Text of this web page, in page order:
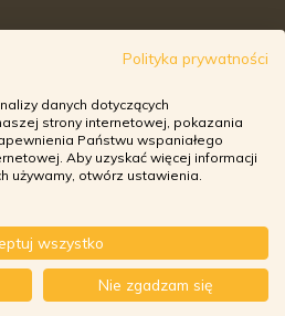
KOSZYKA
© ZOOZONE.PL 2018
DESIGN BY TONIK
Polityka prywatności
danych dotyczących
strony internetowej, pokazania
Państwu wspaniałego
Aby uzyskać więcej informacji
używamy, otwórz ustawienia.
wszystko
Nie zgadzam się